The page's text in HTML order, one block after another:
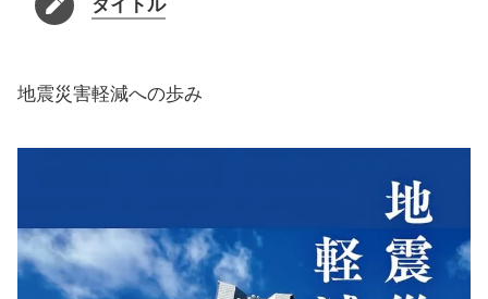
タイトル
地震災害軽減への歩み